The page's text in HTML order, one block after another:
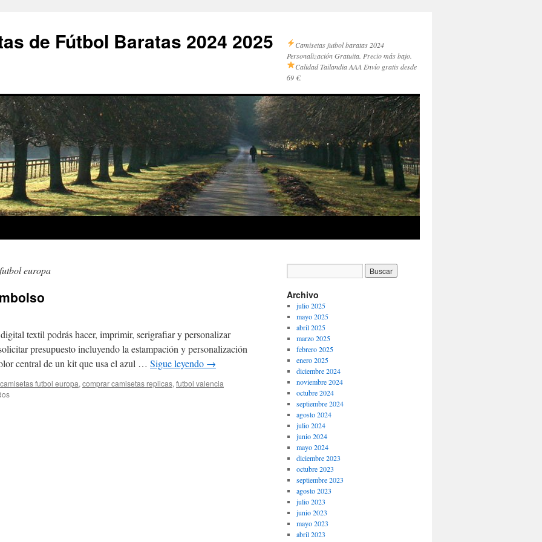
de Fútbol Baratas 2024 2025
Camisetas futbol baratas 2024
Personalización Gratuita. Precio más bajo.
Calidad Tailandia AAA Envío gratis desde
69 €.
europa
textil podrás hacer, imprimir, serigrafiar y personalizar
presupuesto incluyendo la estampación y personalización
central de un kit que usa el azul … Sigue leyendo →
camisetas futbol europa, comprar camisetas replicas, futbol valencia
en
Archivo
julio 2025
mayo 2025
abril 2025
marzo 2025
febrero 2025
enero 2025
diciembre 2024
noviembre 2024
octubre 2024
septiembre 2024
agosto 2024
julio 2024
junio 2024
mayo 2024
diciembre 2023
octubre 2023
septiembre 2023
agosto 2023
julio 2023
junio 2023
mayo 2023
abril 2023